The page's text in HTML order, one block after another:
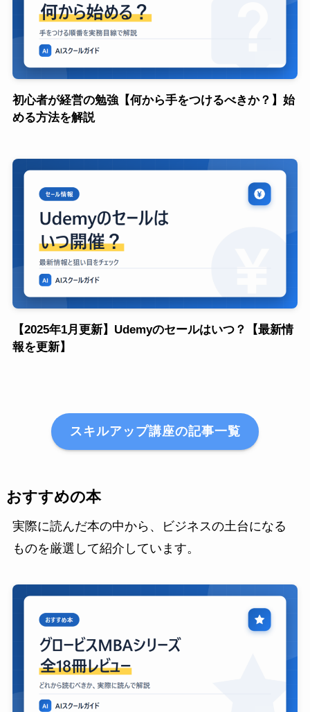
初心者が経営の勉強【何から手をつけるべきか？】始
める方法を解説
【2025年1月更新】Udemyのセールはいつ？【最新情
報を更新】
スキルアップ講座の記事一覧
おすすめの本
実際に読んだ本の中から、ビジネスの土台になる
ものを厳選して紹介しています。